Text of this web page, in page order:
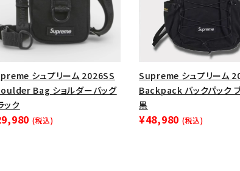
絞り込んで検索
シュプリーム 2026SS
Bag ショルダーバッグ
ック
(税込)
Supreme シュプリーム
Backpack バックパック
黒
¥48,980 (税込)